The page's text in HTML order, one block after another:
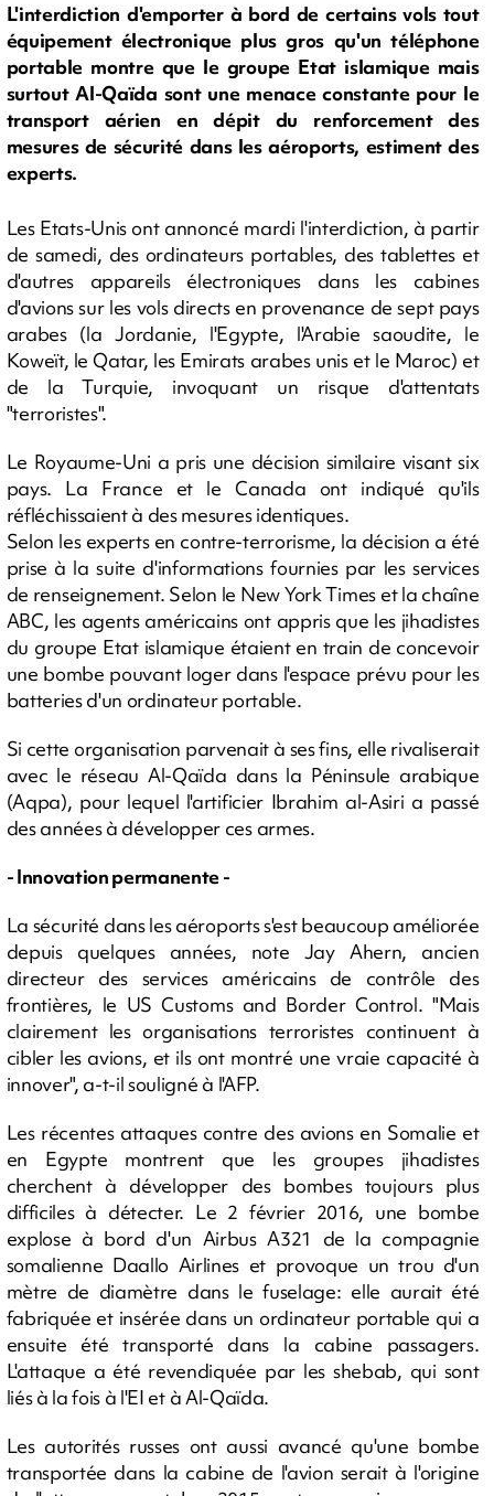
L'interdiction d'emporter à bord de certains vols tout
équipement électronique plus gros qu'un téléphone
portable montre que le groupe Etat islamique mais
surtout Al-Qaïda sont une menace constante pour le
transport aérien en dépit du renforcement des
mesures de sécurité dans les aéroports, estiment des
experts.
Les Etats-Unis ont annoncé mardi l'interdiction, à partir
de samedi, des ordinateurs portables, des tablettes et
d'autres appareils électroniques dans les cabines
d'avions sur les vols directs en provenance de sept pays
arabes (la Jordanie, l'Egypte, l'Arabie saoudite, le
Koweït, le Qatar, les Emirats arabes unis et le Maroc) et
de la Turquie, invoquant un risque d'attentats
"terroristes".
Le Royaume-Uni a pris une décision similaire visant six
pays. La France et le Canada ont indiqué qu'ils
réfléchissaient à des mesures identiques.
Selon les experts en contre-terrorisme, la décision a été
prise à la suite d'informations fournies par les services
de renseignement. Selon le New York Times et la chaîne
ABC, les agents américains ont appris que les jihadistes
du groupe Etat islamique étaient en train de concevoir
une bombe pouvant loger dans l'espace prévu pour les
batteries d'un ordinateur portable.
Si cette organisation parvenait à ses fins, elle rivaliserait
avec le réseau Al-Qaïda dans la Péninsule arabique
(Aqpa), pour lequel l'artificier Ibrahim al-Asiri a passé
des années à développer ces armes.
- Innovation permanente -
La sécurité dans les aéroports s'est beaucoup améliorée
depuis quelques années, note Jay Ahern, ancien
directeur des services américains de contrôle des
frontières, le US Customs and Border Control. "Mais
clairement les organisations terroristes continuent à
cibler les avions, et ils ont montré une vraie capacité à
innover", a-t-il souligné à l'AFP.
Les récentes attaques contre des avions en Somalie et
en Egypte montrent que les groupes jihadistes
cherchent à développer des bombes toujours plus
difficiles à détecter. Le 2 février 2016, une bombe
explose à bord d'un Airbus A321 de la compagnie
somalienne Daallo Airlines et provoque un trou d'un
mètre de diamètre dans le fuselage: elle aurait été
fabriquée et insérée dans un ordinateur portable qui a
ensuite été transporté dans la cabine passagers.
L'attaque a été revendiquée par les shebab, qui sont
liés à la fois à l'EI et à Al-Qaïda.
Les autorités russes ont aussi avancé qu'une bombe
transportée dans la cabine de l'avion serait à l'origine